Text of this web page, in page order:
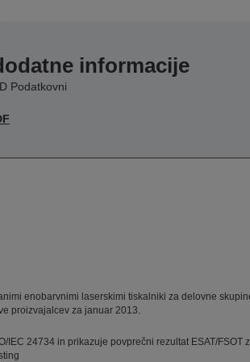
informacije
Podatkovni
enobarvnimi laserskimi tiskalniki za delovne
proizvajalcev za januar 2013.
IEC 24734 in prikazuje povprečni rezultat ESAT/